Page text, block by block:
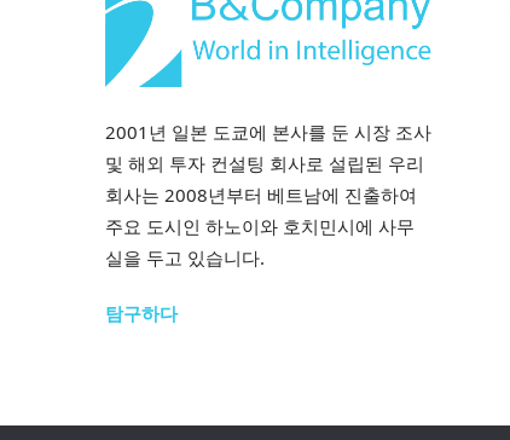
2001년 일본 도쿄에 본사를 둔 시장 조사
및 해외 투자 컨설팅 회사로 설립된 우리
회사는 2008년부터 베트남에 진출하여
주요 도시인 하노이와 호치민시에 사무
실을 두고 있습니다.
탐구하다